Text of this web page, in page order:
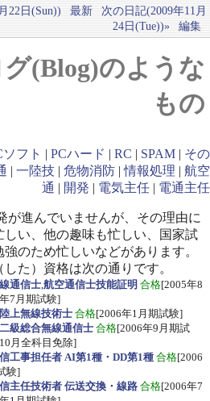
22日(Sun)) 最新
次の日記(2009年11月
24日(Tue))»
編集
グ(Blog)のような
もの
ソフト | PCハード | RC | SPAM | その
| 一陸技 | 危物消防 |情報処理 | 航空
通 | 開発 | 電気主任 | 電通主任
が進んでいませんが、その理由に
しい、他の趣味も忙しい、国家試
のため忙しいなどがあります。
た）資格は次の通りです。
通信士,航空通信士技能証明 合格[2005年8
7月期試験]
上無線技術士 合格[2006年1月期試験]
級総合無線通信士 合格[2006年9月期試
月全科目免除]
工事担任者 AI第1種・DD第1種 合格[2006
験]
主任技術者 伝送交換・線路 合格[2006年7